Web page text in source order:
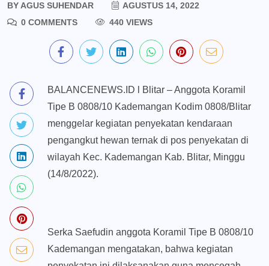
BYAGUS SUHENDAR
AGUSTUS 14, 2022
0 COMMENTS
440 VIEWS
BALANCENEWS.ID l Blitar – Anggota Koramil
Tipe B 0808/10 Kademangan Kodim 0808/Blitar
menggelar kegiatan penyekatan kendaraan
pengangkut hewan ternak di pos penyekatan di
wilayah Kec. Kademangan Kab. Blitar, Minggu
(14/8/2022).
Serka Saefudin anggota Koramil Tipe B 0808/10
Kademangan mengatakan, bahwa kegiatan